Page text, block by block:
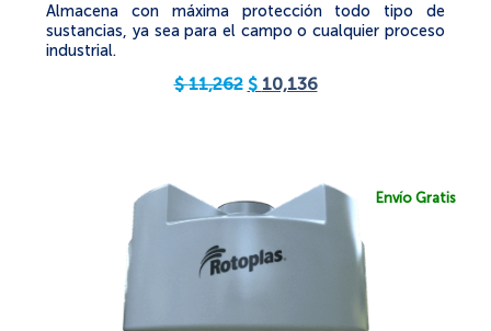
Almacena con máxima protección todo tipo de
sustancias, ya sea para el campo o cualquier proceso
industrial.
$11,262 $ 10,136
Envío Gratis